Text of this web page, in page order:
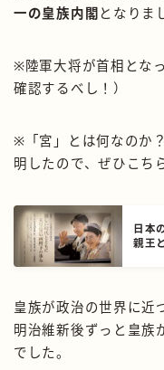
一の皇族内閣 となりま
※陸軍大将が首相とな
確認するべし！）
※「宮」とは何なのか
明したので、ぜひこち
日本
親王
皇族が政治の世界に近
明治維新後ずっと皇族
でした。